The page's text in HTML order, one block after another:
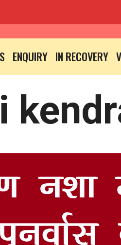
ENQUIRY IN RECOVERY